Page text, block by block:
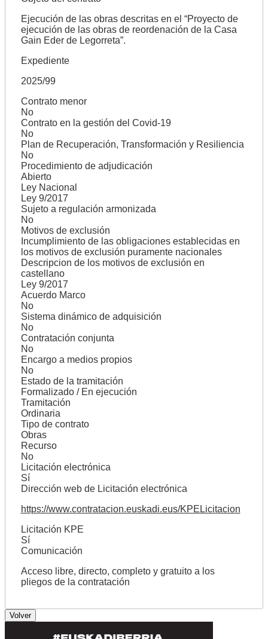
Ejecución de las obras descritas en el “Proyecto de
ejecución de las obras de reordenación de la Casa
Gain Eder de Legorreta”.
Expediente
2025/99
Contrato menor
No
Contrato en la gestión del Covid-19
No
Plan de Recuperación, Transformación y Resiliencia
No
Procedimiento de adjudicación
Abierto
Ley Nacional
Ley 9/2017
Sujeto a regulación armonizada
No
Motivos de exclusión
Incumplimiento de las obligaciones establecidas en
los motivos de exclusión puramente nacionales
Descripcion de los motivos de exclusión en
castellano
Ley 9/2017
Acuerdo Marco
No
Sistema dinámico de adquisición
No
Contratación conjunta
No
Encargo a medios propios
No
Estado de la tramitación
Formalizado / En ejecución
Tramitación
Ordinaria
Tipo de contrato
Obras
Recurso
No
Licitación electrónica
Sí
Dirección web de Licitación electrónica
https://www.contratacion.euskadi.eus/KPELicitacion
Licitación KPE
Sí
Comunicación
Acceso libre, directo, completo y gratuito a los
pliegos de la contratación